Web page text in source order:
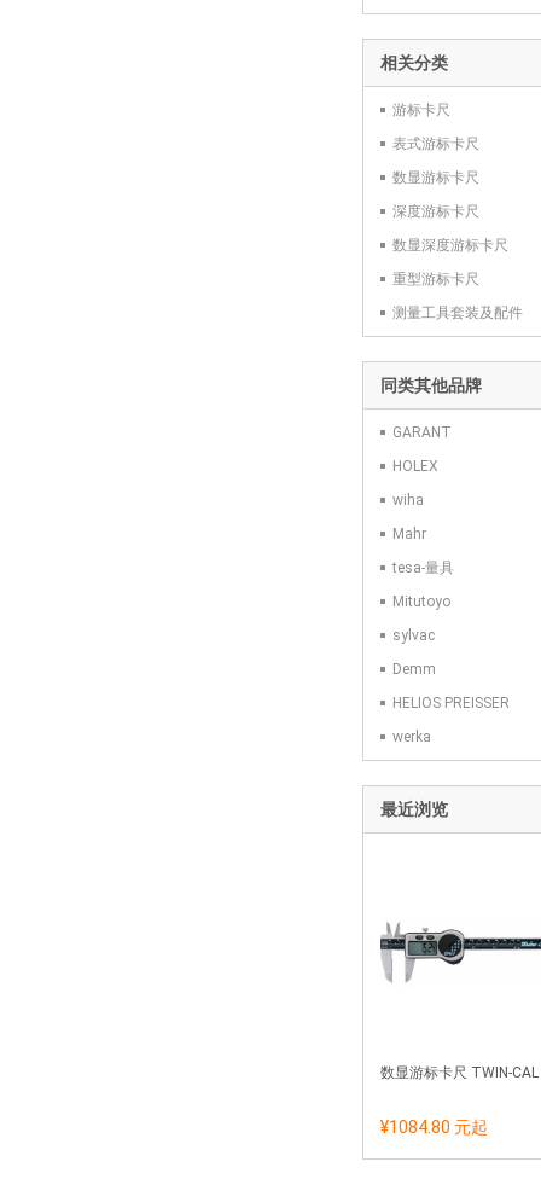
相关分类
游标卡尺
表式游标卡尺
数显游标卡尺
深度游标卡尺
数显深度游标卡尺
重型游标卡尺
测量工具套装及配件
同类其他品牌
GARANT
HOLEX
wiha
Mahr
tesa-量具
Mitutoyo
sylvac
Demm
HELIOS PREISSER
werka
最近浏览
数显游标卡尺 TWIN-
¥1084.80 元起